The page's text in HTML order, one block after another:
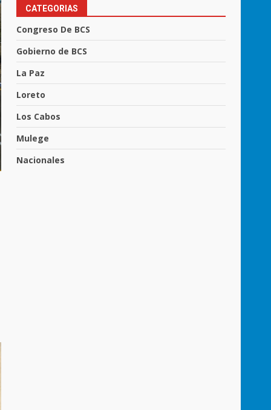
CATEGORIAS
Congreso De BCS
Gobierno de BCS
La Paz
Loreto
Los Cabos
Mulege
Nacionales